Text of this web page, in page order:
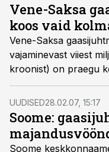
Vene-Saksa
koos vaid
Vene-Saksa gaasijuhtme
vajaminevast viiest
kroonist) on
UUDISED28.02.07, 15:17
Soome:
Soome